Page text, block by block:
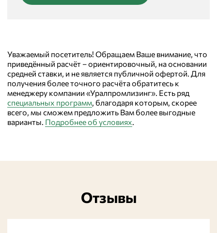
Уважаемый посетитель! Обращаем Ваше внимание, что
приведённый расчёт – ориентировочный, на основании
средней ставки, и не является публичной офертой. Для
получения более точного расчёта обратитесь к
менеджеру компании «Уралпромлизинг». Есть ряд
специальных программ, благодаря которым, скорее
всего, мы сможем предложить Вам более выгодные
варианты.
Подробнее об условиях.
Отзывы